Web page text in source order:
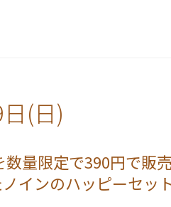
(日)
量限定で390円で販売
インのハッピーセッ